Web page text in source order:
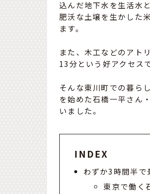
込んだ地下水を生活水
肥沃な土壌を生かした
ます。
また、木工などのアト
13分という好アクセス
そんな東川町での暮ら
を始めた石橋一平さん
いました。
INDEX
わずか3時間半
東京で働く